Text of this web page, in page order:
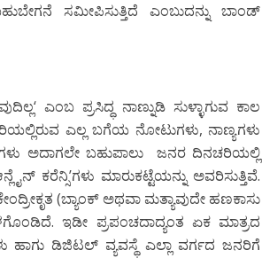
ಸಮೀಪಿಸುತ್ತಿದೆ ಎಂಬುದನ್ನು ಬಾಂಡ್
‘ ಎಂಬ ಪ್ರಸಿದ್ಧ ನಾಣ್ನುಡಿ ಸುಳ್ಳಾಗುವ ಕಾಲ
ಎಲ್ಲ ಬಗೆಯ ನೋಟುಗಳು, ನಾಣ್ಯಗಳು
ಅದಾಗಲೇ ಬಹುಪಾಲು
ಜನರ ದಿನಚರಿಯಲ್ಲಿ
ಕರೆನ್ಸಿ’ಗಳು ಮಾರುಕಟ್ಟೆಯನ್ನು ಅವರಿಸುತ್ತಿವೆ.
(ಬ್ಯಾಂಕ್ ಅಥವಾ ಮತ್ಯಾವುದೇ ಹಣಕಾಸು
ಇಡೀ ಪ್ರಪಂಚದಾದ್ಯಂತ ಏಕ ಮಾತ್ರದ
ಹಾಗು ಡಿಜಿಟಲ್ ವ್ಯವಸ್ಥೆ ಎಲ್ಲಾ ವರ್ಗದ ಜನರಿಗೆ